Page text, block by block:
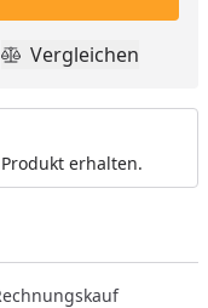
Produkt
Vergleichen
erhalten.